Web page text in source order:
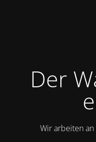
Der
Wir arbeiten